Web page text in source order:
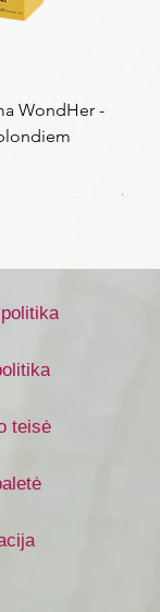
WondHer -
Kaina
43,56
teisė